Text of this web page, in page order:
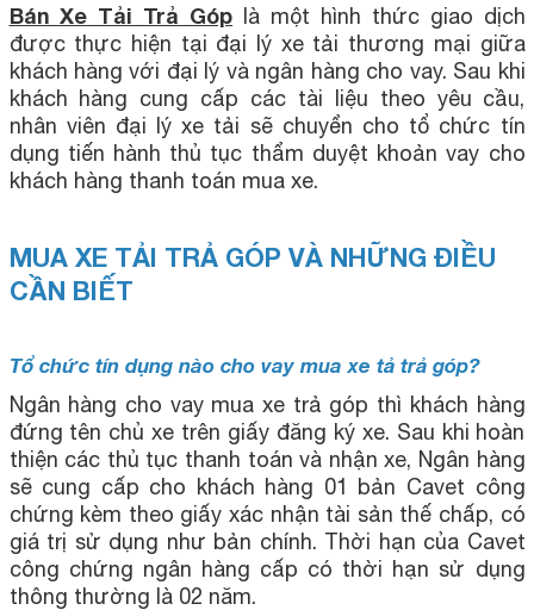
Bán Xe Tải Trả Góp là một hình thức giao dịch
được thực hiện tại đại lý xe tải thương mại giữa
khách hàng với đại lý và ngân hàng cho vay. Sau khi
khách hàng cung cấp các tài liệu theo yêu cầu,
nhân viên đại lý xe tải sẽ chuyển cho tổ chức tín
dụng tiến hành thủ tục thẩm duyệt khoản vay cho
khách hàng thanh toán mua xe.
MUA XE TẢI TRẢ GÓP VÀ NHỮNG ĐIỀU
CẦN BIẾT
Tổ chức tín dụng nào cho vay mua xe tả trả góp?
Ngân hàng cho vay mua xe trả góp thì khách hàng
đứng tên chủ xe trên giấy đăng ký xe. Sau khi hoàn
thiện các thủ tục thanh toán và nhận xe, Ngân hàng
sẽ cung cấp cho khách hàng 01 bản Cavet công
chứng kèm theo giấy xác nhận tài sản thế chấp, có
giá trị sử dụng như bản chính. Thời hạn của Cavet
công chứng ngân hàng cấp có thời hạn sử dụng
thông thường là 02 năm.